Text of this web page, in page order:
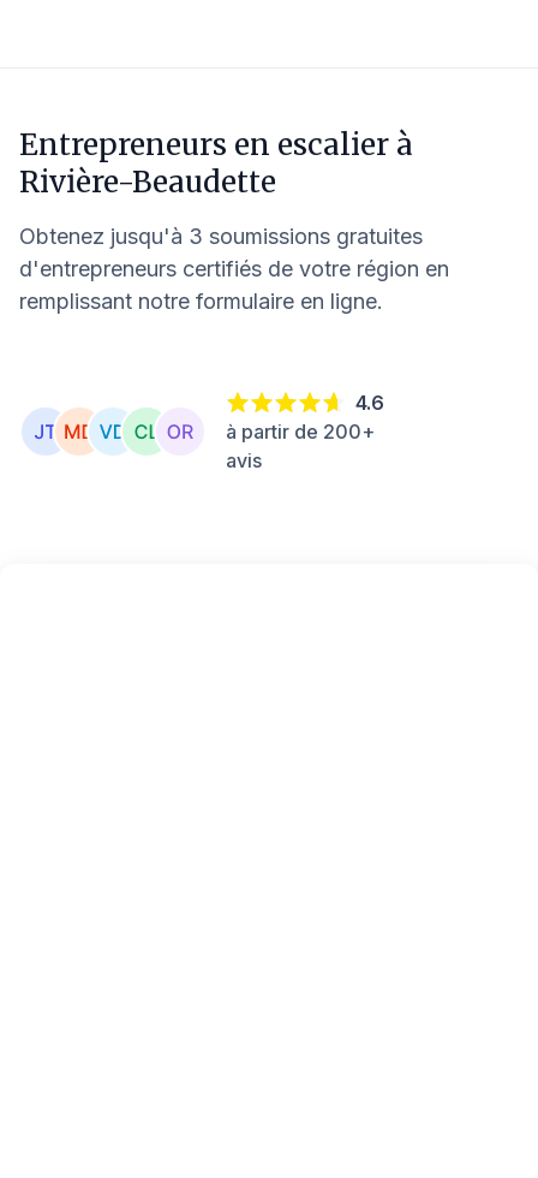
Entrepreneurs en escalier à
Rivière-Beaudette
Obtenez jusqu'à 3 soumissions gratuites
d'entrepreneurs certifiés de votre région en
remplissant notre formulaire en ligne.
4.6
à partir de 200+
avis